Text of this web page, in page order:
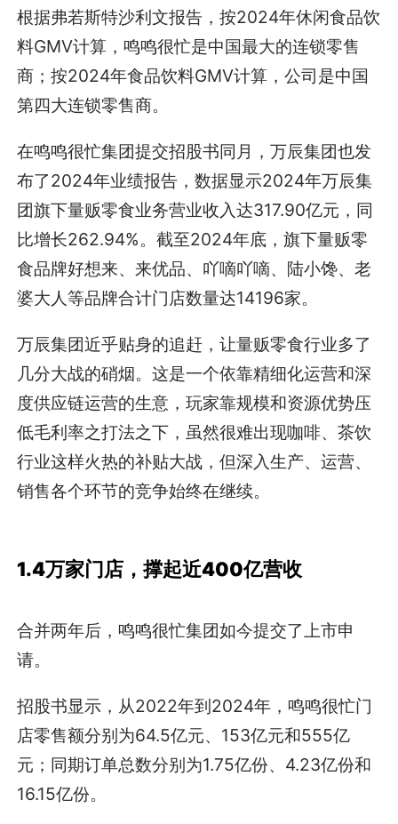
根据弗若斯特沙利文报告，按2024年休闲食品饮
料GMV计算，鸣鸣很忙是中国最大的连锁零售
商；按2024年食品饮料GMV计算，公司是中国
第四大连锁零售商。
在鸣鸣很忙集团提交招股书同月，万辰集团也发
布了2024年业绩报告，数据显示2024年万辰集
团旗下量贩零食业务营业收入达317.90亿元，同
比增长262.94%。截至2024年底，旗下量贩零
食品牌好想来、来优品、吖嘀吖嘀、陆小馋、老
婆大人等品牌合计门店数量达14196家。
万辰集团近乎贴身的追赶，让量贩零食行业多了
几分大战的硝烟。这是一个依靠精细化运营和深
度供应链运营的生意，玩家靠规模和资源优势压
低毛利率之打法之下，虽然很难出现咖啡、茶饮
行业这样火热的补贴大战，但深入生产、运营、
销售各个环节的竞争始终在继续。
1.4万家门店，撑起近400亿营收
合并两年后，鸣鸣很忙集团如今提交了上市申
请。
招股书显示，从2022年到2024年，鸣鸣很忙门
店零售额分别为64.5亿元、153亿元和555亿
元；同期订单总数分别为1.75亿份、4.23亿份和
16.15亿份。